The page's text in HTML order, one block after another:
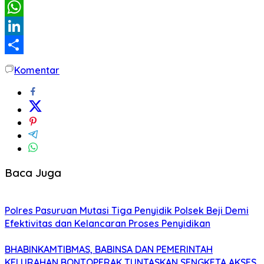
Email
WhatsApp
LinkedIn
ShareKomentar
Baca Juga
Polres Pasuruan Mutasi Tiga Penyidik Polsek Beji Demi
Efektivitas dan Kelancaran Proses Penyidikan
BHABINKAMTIBMAS, BABINSA DAN PEMERINTAH